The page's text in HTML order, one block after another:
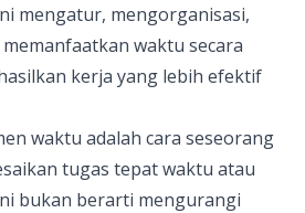
mengatur, mengorganisasi,
waktu secara
kerja yang lebih efektif
waktu adalah cara seseorang
tugas tepat waktu atau
bukan berarti mengurangi